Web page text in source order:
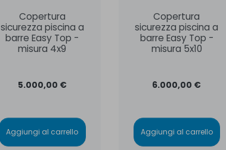
Copertura
sicurezza piscina a
barre Easy Top -
misura 4x9
5.000,00 €
Aggiungi al carrello
Copertura
sicurezza piscina a
barre Easy Top -
misura 5x10
6.000,00 €
Aggiungi al carrello